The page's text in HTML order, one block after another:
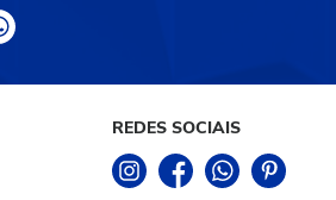
REDES SOCIAIS